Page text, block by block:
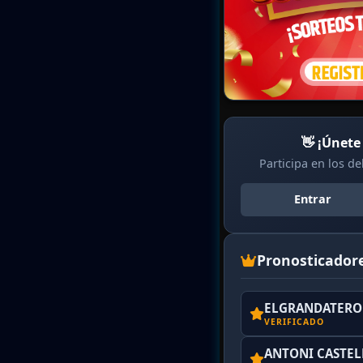
👋
Participa en los
Entrar
VERIFICADO
ANTONI